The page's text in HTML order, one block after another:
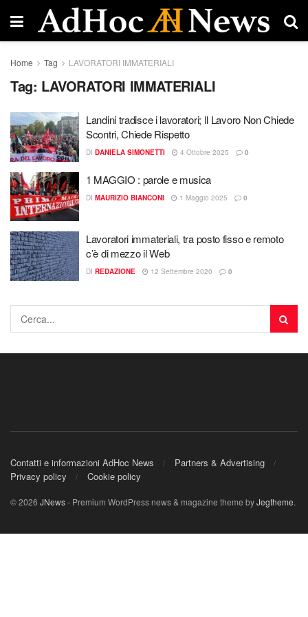
Home Tag LAVORATORI IMMATERIALI
Tag: LAVORATORI IMMATERIALI
Landini tradisce i lavoratori; Il Lavoro Non Chiede
Scontri, Chiede Rispetto
DI DANIELA SIMONETTI 4 Ottobre 2025 0
1 MAGGIO : parole e musica
DI MAURIZIO BIANCONI 1 Maggio 2025 0
Lavoratori immateriali, tra posto fisso e remoto
c’è di mezzo il Web
DI REDAZIONE 12 Settembre 2020 0
Contatti e informazioni AdHoc News
Partners & Advertising
Privacy policy
Cookie policy
© 2026 JNews- Premium WordPress news & magazine theme byJegtheme.